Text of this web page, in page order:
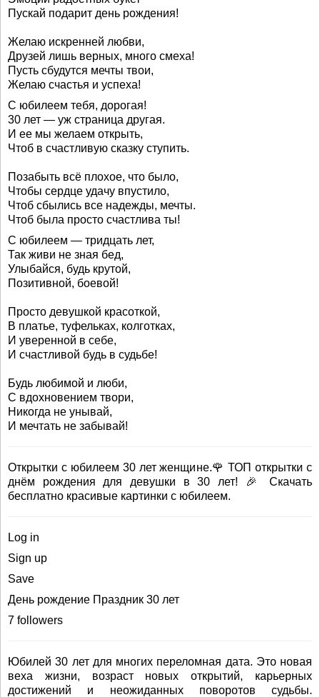
Пускай подарит день рождения!
Желаю искренней любви,
Друзей лишь верных, много смеха!
Пусть сбудутся мечты твои,
Желаю счастья и успеха!
С юбилеем тебя, дорогая!
30 лет — уж страница другая.
И ее мы желаем открыть,
Чтоб в счастливую сказку ступить.
Позабыть всё плохое, что было,
Чтобы сердце удачу впустило,
Чтоб сбылись все надежды, мечты.
Чтоб была просто счастлива ты!
С юбилеем — тридцать лет,
Так живи не зная бед,
Улыбайся, будь крутой,
Позитивной, боевой!
Просто девушкой красоткой,
В платье, туфельках, колготках,
И уверенной в себе,
И счастливой будь в судьбе!
Будь любимой и люби,
С вдохновением твори,
Никогда не унывай,
И мечтать не забывай!
Открытки с юбилеем 30 лет женщине.🌹 ТОП открытки c
днём рождения для девушки в 30 лет! 🎉 Скачать
бесплатно красивые картинки с юбилеем.
Log in
Sign up
Save
День рождение Праздник 30 лет
7 followers
Юбилей 30 лет для многих переломная дата. Это новая
веха жизни, возраст новых открытий, карьерных
достижений и неожиданных поворотов судьбы.